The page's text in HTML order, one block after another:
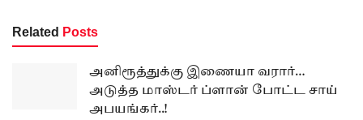
Related Posts
அனிரூத்துக்கு இணையா வரார்…
அடுத்த மாஸ்டர் ப்ளான் போட்ட சாய்
அபயங்கர்..!